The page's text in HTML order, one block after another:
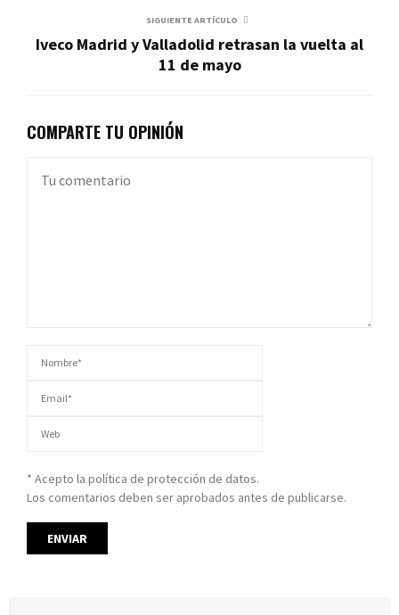
SIGUIENTE ARTÍCULO
Iveco Madrid y Valladolid retrasan la vuelta al
11 de mayo
COMPARTE TU OPINIÓN
* Acepto la política de protección de datos.
Los comentarios deben ser aprobados antes de publicarse.